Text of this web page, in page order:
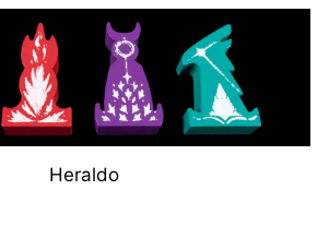
Heraldo